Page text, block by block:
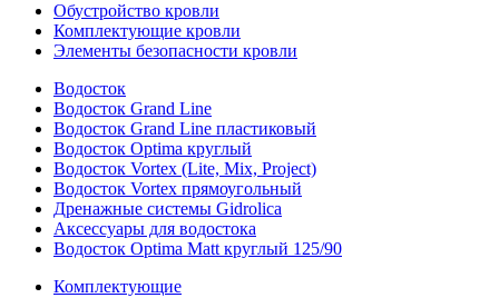
Обустройство кровли
Комплектующие кровли
Элементы безопасности кровли
Водосток
Водосток Grand Line
Водосток Grand Line пластиковый
Водосток Optima круглый
Водосток Vortex (Lite, Mix, Project)
Водосток Vortex прямоугольный
Дренажные системы Gidrolica
Аксессуары для водостока
Водосток Optima Matt круглый 125/90
Комплектующие